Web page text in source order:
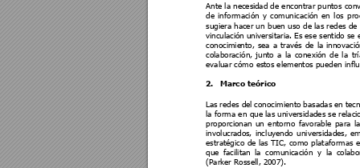
Ante la necesidad de encontrar puntos
de información y comunicación en los p
sugiera hacer un buen uso de las redes de
vinculación universitaria. Es ese sentido se
conocimiento, sea a través de la
colaboración, junto a la conexión de la
evaluar cómo estos elementos pueden
2. Marco teórico
Las redes del conocimiento basadas en
la forma en que las universidades se
proporcionan un entorno favorable para
involucrados, incluyendo universidades,
estratégico de las TIC, como plataformas
que facilitan la comunicación y la
(Parker Rossell, 2007).